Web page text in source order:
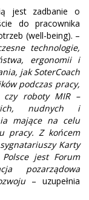
jest zadbanie o
do pracownika
(well-being). –
technologie,
ergonomii i
jak SoterCoach
podczas pracy,
czy roboty MIR –
nudnych i
mające na celu
pracy. Z końcem
Karty
jest Forum
pozarządowa
– uzupełnia